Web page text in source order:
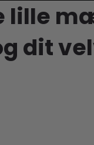
lille
dit